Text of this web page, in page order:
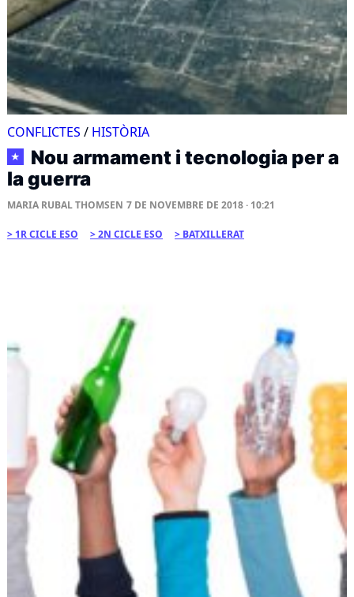
CONFLICTES / HISTÒRIA
★
Nou armament i tecnologia per a
la guerra
MARIA RUBAL THOMSEN 7 DE NOVEMBRE DE 2018 · 10:21
1R CICLE ESO 2N CICLE ESO BATXILLERAT